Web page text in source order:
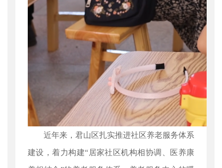
近年来，君山区扎实推进社区养老服务体系
建设，着力构建“居家社区机构相协调、医养康